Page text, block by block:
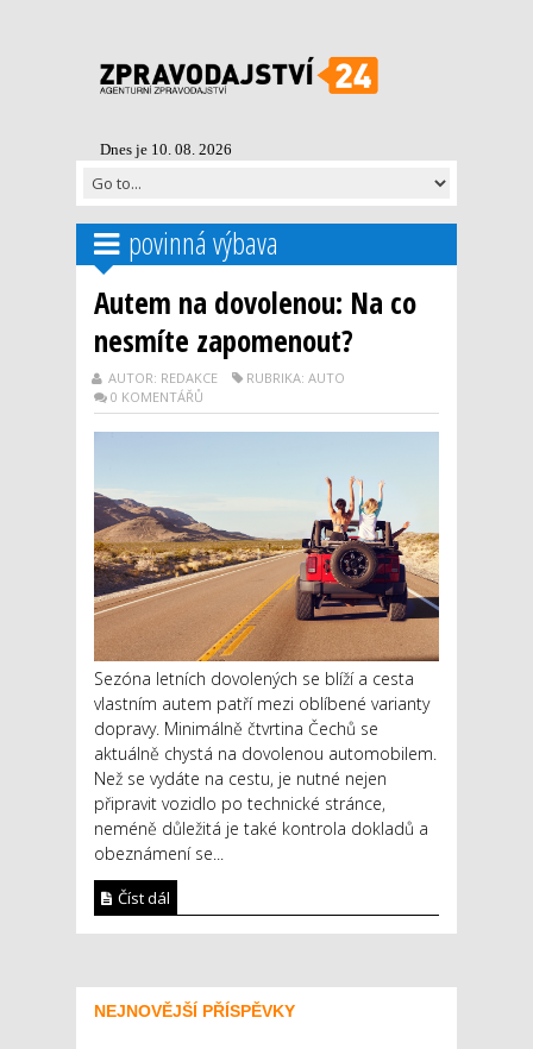
Dnes je 10. 08. 2026
povinná výbava
Autem na dovolenou: Na co
nesmíte zapomenout?
AUTOR: REDAKCE
RUBRIKA: AUTO
0 KOMENTÁŘŮ
Sezóna letních dovolených se blíží a cesta
vlastním autem patří mezi oblíbené varianty
dopravy. Minimálně čtvrtina Čechů se
aktuálně chystá na dovolenou automobilem.
Než se vydáte na cestu, je nutné nejen
připravit vozidlo po technické stránce,
neméně důležitá je také kontrola dokladů a
obeznámení se...
Číst dál
NEJNOVĚJŠÍ PŘÍSPĚVKY